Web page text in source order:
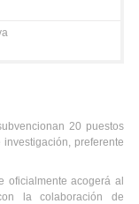
20 puestos
preferente
oficialmente acogerá al
la colaboración de